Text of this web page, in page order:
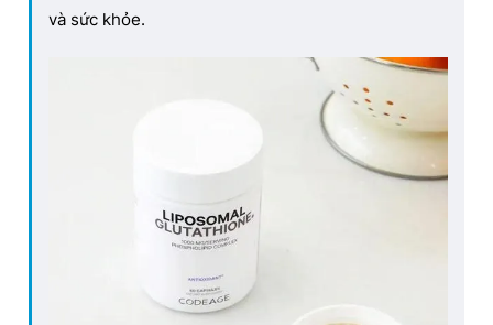
và sức khỏe.